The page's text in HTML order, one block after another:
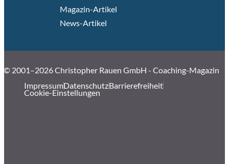
Magazin-Artikel
News-Artikel
© 2001–2026 Christopher Rauen GmbH - Coaching-Magazin
ImpressumDatenschutzBarrierefreiheit
Cookie-Einstellungen